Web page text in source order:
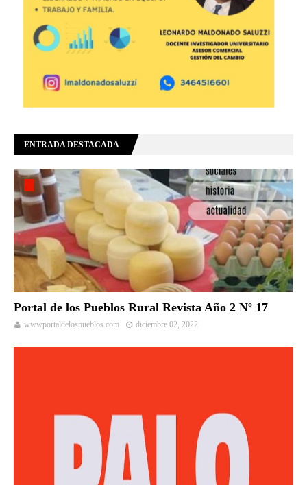
ENTRADA DESTACADA
Portal de los Pueblos Rural Revista Año 2 Nº 17
wwwportaldelospueblos.com diciembre 02, 2022